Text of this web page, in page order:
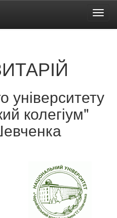
університету
колегіум"